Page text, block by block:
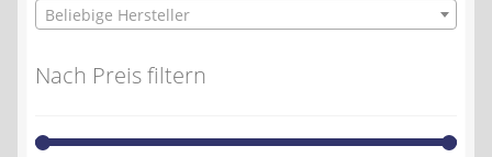
Beliebige Hersteller
Nach Preis filtern